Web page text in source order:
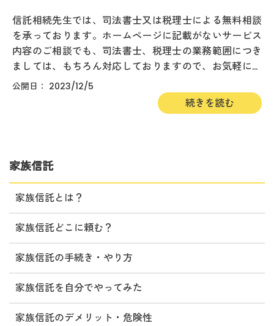
2023/12/5
信託相続先生では、司法書士又は税理士による無料相談
を承っております。ホームページに記載がないサービス
内容のご相談でも、司法書士、税理士の業務範囲につき
ましては、もちろん対応しておりますので、お気軽にご
相談下さい。信託相続先生のこだわり信託相続先生で
家族信託
家族信託とは？
家族信託どこに頼む？
家族信託の手続き・やり方
家族信託を自分でやってみた
家族信託のデメリット・危険性